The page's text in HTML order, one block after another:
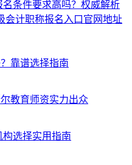
名条件要求高吗？权威解析
会计职称报名入口官网地址
靠谱选择指南
教育师资实力出众
构选择实用指南